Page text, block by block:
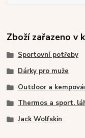
Zboží zařazeno v
Sportovní potřeby
Dárky pro muže
Outdoor a
Thermos a sport.
Jack Wolfskin